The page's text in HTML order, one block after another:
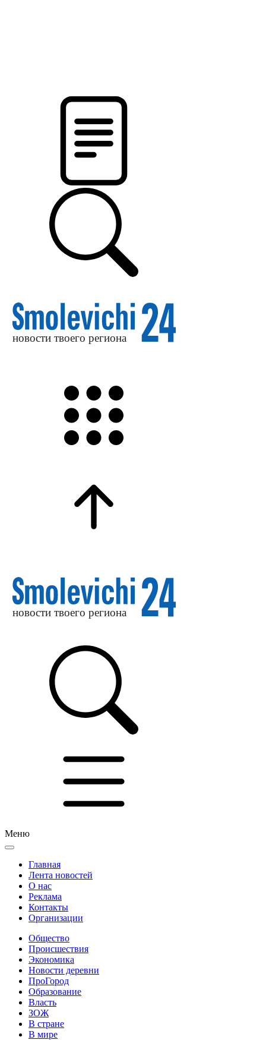
Меню
Главная
Лента новостей
О нас
Реклама
Контакты
Организации
Общество
Происшествия
Экономика
Новости деревни
ПроГород
Образование
Власть
ЗОЖ
В стране
В мире